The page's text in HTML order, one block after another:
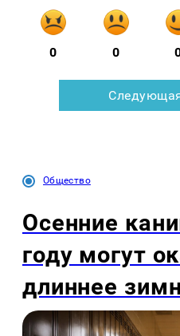
0 0
Общество
Осенние
году могут
длиннее